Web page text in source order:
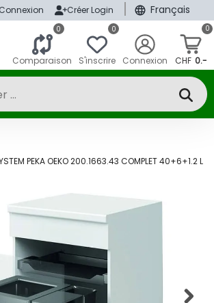
Connexion Créer Login Français
0
Comparaison
0
S'inscrire Connexion
0
CHF 0.-
PEKA OEKO 200.1663.43 COMPLET 40+6+1.2 L